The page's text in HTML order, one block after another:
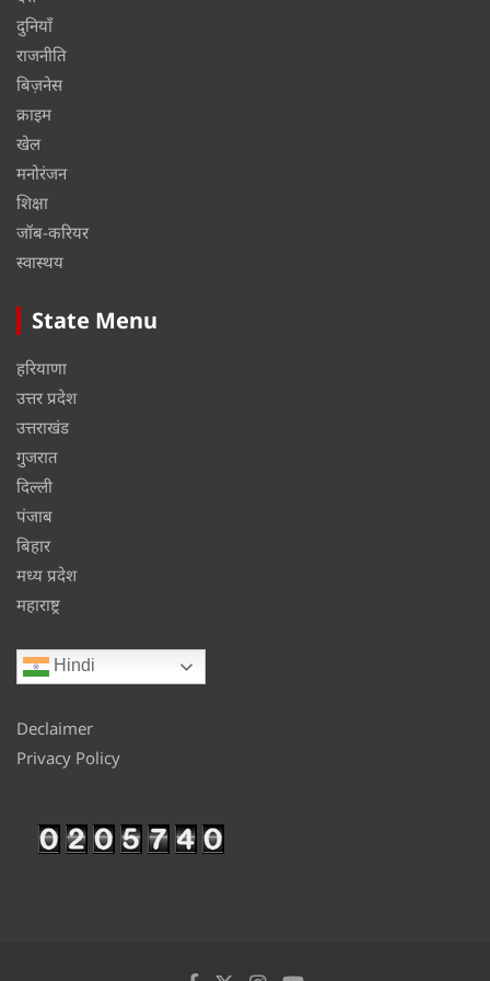
दुनियाँ
राजनीति
बिज़नेस
क्राइम
खेल
मनोरंजन
शिक्षा
जॉब-करियर
स्वास्थय
State Menu
हरियाणा
उत्तर प्रदेश
उत्तराखंड
गुजरात
दिल्ली
पंजाब
बिहार
मध्य प्रदेश
महाराष्ट्र
Hindi
Declaimer
Privacy Policy